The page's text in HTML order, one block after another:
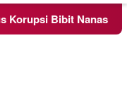
Nanas Sulsel Rp 52,4